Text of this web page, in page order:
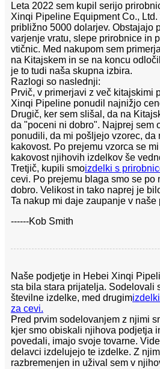
Leta 2022 sem kupil serijo
Xinqi Pipeline Equipment Co.,
približno 5000 dolarjev. Obstajajo
varjenje vratu, slepe prirobnice in
vtičnic. Med nakupom sem
na Kitajskem in se na koncu
je to tudi naša skupna izbira.
Razlogi so naslednji:
Prvič, v primerjavi z več kitajskimi
Xinqi Pipeline ponudil najnižjo
Drugič, ker sem slišal, da na
da "poceni ni dobro". Najprej sem
ponudili, da mi pošljejo vzorec, da
kakovost. Po prejemu vzorca se
kakovost njihovih izdelkov še
Tretjič, kupili smoizdelki s
cevi. Po prejemu blaga smo se po
dobro. Velikost in tako naprej je
Ta nakup mi daje zaupanje v
------Kob Smith
Naše podjetje in Hebei Xinqi
sta bila stara prijatelja. Sodelovali
številne izdelke, med drugim
za cevi.
Pred prvim sodelovanjem z njimi
kjer smo obiskali njihova podjetja
povedali, imajo svoje tovarne.
delavci izdelujejo te izdelke. Z
razbremenjen in užival sem v